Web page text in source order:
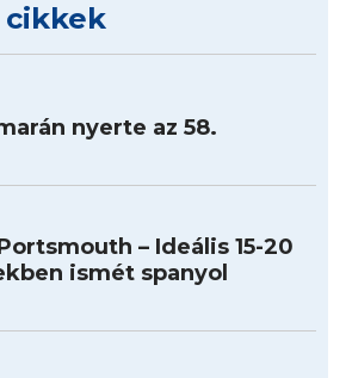
cikkek
nyerte az 58.
– Ideális 15-20
ismét spanyol